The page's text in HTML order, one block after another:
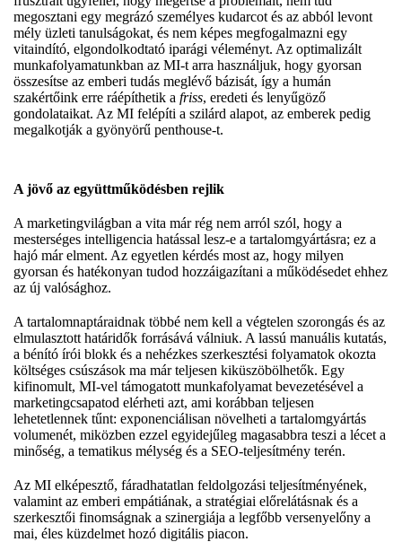
megosztani egy megrázó személyes kudarcot és az abból levont
mély üzleti tanulságokat, és nem képes megfogalmazni egy
vitaindító, elgondolkodtató iparági véleményt. Az optimalizált
munkafolyamatunkban az MI-t arra használjuk, hogy gyorsan
összesítse az emberi tudás meglévő bázisát, így a humán
szakértőink erre ráépíthetik a friss, eredeti és lenyűgöző
gondolataikat. Az MI felépíti a szilárd alapot, az emberek pedig
megalkotják a gyönyörű penthouse-t.
A jövő az együttműködésben rejlik
A marketingvilágban a vita már rég nem arról szól, hogy a
mesterséges intelligencia hatással lesz-e a tartalomgyártásra; ez a
hajó már elment. Az egyetlen kérdés most az, hogy milyen
gyorsan és hatékonyan tudod hozzáigazítani a működésedet ehhez
az új valósághoz.
A tartalomnaptáraidnak többé nem kell a végtelen szorongás és az
elmulasztott határidők forrásává válniuk. A lassú manuális kutatás,
a bénító írói blokk és a nehézkes szerkesztési folyamatok okozta
költséges csúszások ma már teljesen kiküszöbölhetők. Egy
kifinomult, MI-vel támogatott munkafolyamat bevezetésével a
marketingcsapatod elérheti azt, ami korábban teljesen
lehetetlennek tűnt: exponenciálisan növelheti a tartalomgyártás
volumenét, miközben ezzel egyidejűleg magasabbra teszi a lécet a
minőség, a tematikus mélység és a SEO-teljesítmény terén.
Az MI elképesztő, fáradhatatlan feldolgozási teljesítményének,
valamint az emberi empátiának, a stratégiai előrelátásnak és a
szerkesztői finomságnak a szinergiája a legfőbb versenyelőny a
mai, éles küzdelmet hozó digitális piacon.